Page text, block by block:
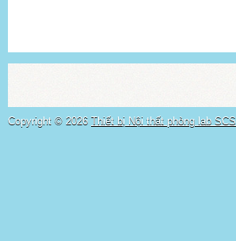
Copyright © 2026 Thiết bị Nội thất phòng lab SCS